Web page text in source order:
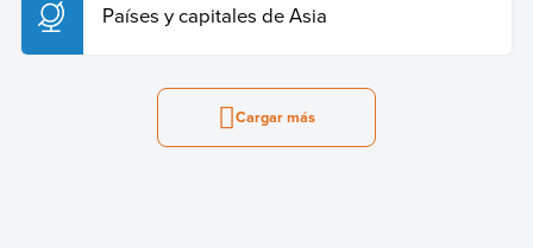
Países y capitales de Asia
Cargar más